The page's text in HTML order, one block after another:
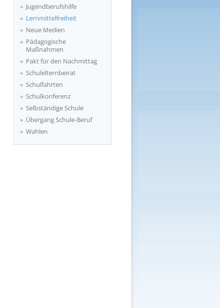
Jugendberufshilfe
Lernmittelfreiheit
Neue Medien
Pädagogische
Maßnahmen
Pakt für den Nachmittag
Schulelternbeirat
Schulfahrten
Schulkonferenz
Selbständige Schule
Übergang Schule-Beruf
Wahlen